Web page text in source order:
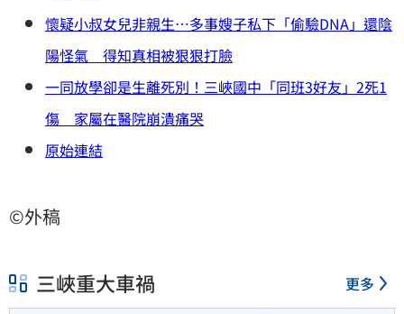
懷疑小叔女兒非親生…多事嫂子私下「偷驗DNA」還陰
陽怪氣 得知真相被狠狠打臉
一同放學卻是生離死別！三峽國中「同班3好友」2死1
傷 家屬在醫院崩潰痛哭
原始連結
©外稿
三峽重大車禍 更多